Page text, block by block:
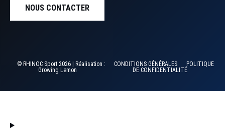
NOUS CONTACTER
© RHINOC Sport 2026 | Réalisation :
Growing Lemon
CONDITIONS GÉNÉRALES
POLITIQUE
DE CONFIDENTIALITÉ